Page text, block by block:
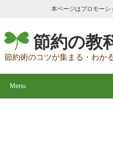
本ページはプロモーシ
節約の教
節約術のコツが集まる・わか
Menu